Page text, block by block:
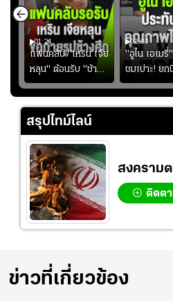
01:21
แฟนคลับ "เหริน เจีย
หลุน" ต้อนรับ "ช้าง
ศึก" กลับบ้าน
02:33
"อูไน เอเมรี่"
ชมเปาะ! ยกนิ้วให้
แท็กติกบีจี
สุดๆ กับการ
สรุปไทม์ไลน์
สงคราม
ติดต
ข่าวที่เกี่ยวข้อง